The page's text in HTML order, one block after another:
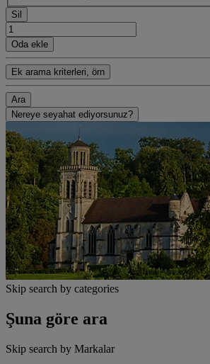
Sil
Oda ekle
Ek arama kriterleri, örn
Ara
Nereye seyahat ediyorsunuz?
Skip search by categories
Şuna göre ara
Skip search by Markalar